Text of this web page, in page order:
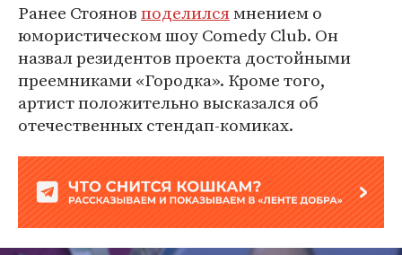
Ранее Стояновподелилсямнением о
юмористическом шоу Comedy Club. Он
назвал резидентов проекта достойными
преемниками «Городка». Кроме того,
артист положительно высказался об
отечественных стендап-комиках.